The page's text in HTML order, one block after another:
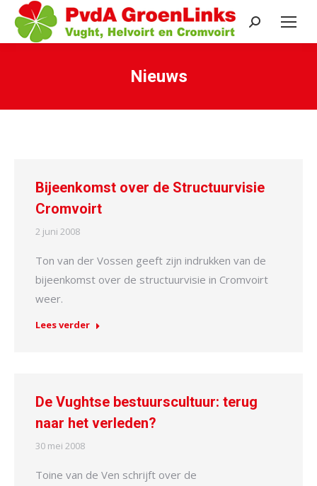
Search:
Nieuws
Bijeenkomst over de Structuurvisie
Cromvoirt
2 juni 2008
Ton van der Vossen geeft zijn indrukken van de
bijeenkomst over de structuurvisie in Cromvoirt
weer.
Lees verder
De Vughtse bestuurscultuur: terug
naar het verleden?
30 mei 2008
Toine van de Ven schrijft over de